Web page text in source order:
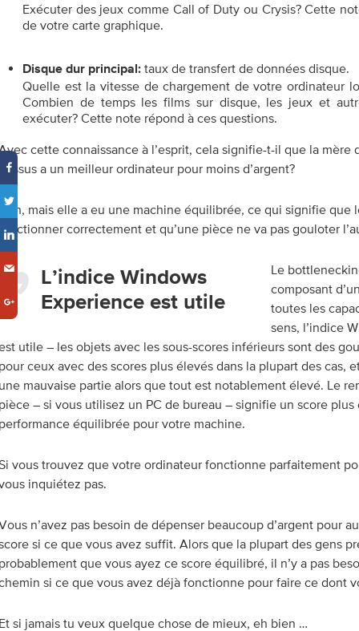
Exécuter des jeux comme Call of Duty ou Crysis? Cette
de votre carte graphique.
Disque dur principal: taux de transfert de données disque.
Quelle est la vitesse de chargement de votre ordinateur
Combien de temps les films sur disque, les jeux et
exécuter? Cette note répond à ces questions.
cette connaissance à l’esprit, cela signifie-t-il que la mère
a un meilleur ordinateur pour moins d’argent?
mais elle a eu une machine équilibrée, ce qui signifie que
correctement et qu’une pièce ne va pas gouloter
l’indice Windows
Experience est utile
Le
composant
toutes les
sens, l’indice
utile – les objets avec les sous-scores inférieurs sont des
ceux avec des scores plus élevés dans la plupart des cas,
mauvaise partie alors que tout est notablement élevé. Le
– si vous utilisez un PC de bureau – signifie un score
équilibrée pour votre machine.
vous trouvez que votre ordinateur fonctionne parfaitement
inquiétez pas.
n’avez pas besoin de dépenser beaucoup d’argent pour
si ce que vous avez suffit. Alors que la plupart des gens
que vous ayez ce score équilibré, il n’y a pas
si ce que vous avez déjà fonctionne pour faire ce dont
si jamais tu veux quelque chose de mieux, eh bien …